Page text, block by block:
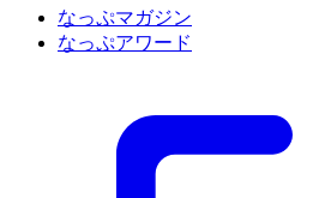
なっぷマガジン
なっぷアワード